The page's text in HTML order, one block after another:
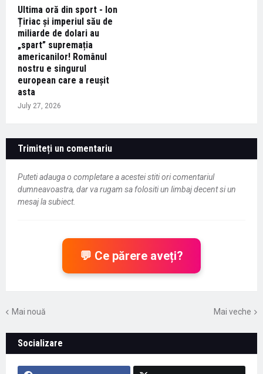
Ultima oră din sport - Ion
Țiriac și imperiul său de
miliarde de dolari au
„spart” supremația
americanilor! Românul
nostru e singurul
european care a reușit
asta
July 27, 2026
Trimiteți un comentariu
Puteti adauga o completare a acestei stiti ori comentariul
dumneavoastra, dar va rugam sa folositi un limbaj decent si un
mesaj la subiect.
💬 Ce părere aveți?
Mai nouă Mai veche
Socializare